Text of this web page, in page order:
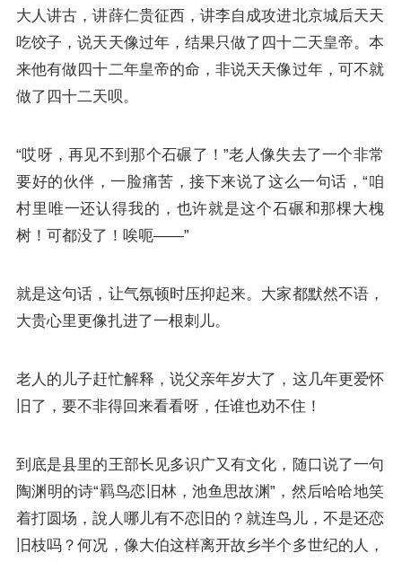
大人讲古，讲薛仁贵征西，讲李自成攻进北京城后天天
吃饺子，说天天像过年，结果只做了四十二天皇帝。本
来他有做四十二年皇帝的命，非说天天像过年，可不就
做了四十二天呗。
“哎呀，再见不到那个石碾了！”老人像失去了一个非常
要好的伙伴，一脸痛苦，接下来说了这么一句话，“咱
村里唯一还认得我的，也许就是这个石碾和那棵大槐
树！可都没了！唉呃——”
就是这句话，让气氛顿时压抑起来。大家都默然不语，
大贵心里更像扎进了一根刺儿。
老人的儿子赶忙解释，说父亲年岁大了，这几年更爱怀
旧了，要不非得回来看看呀，任谁也劝不住！
到底是县里的王部长见多识广又有文化，随口说了一句
陶渊明的诗“羁鸟恋旧林，池鱼思故渊”，然后哈哈地笑
着打圆场，說人哪儿有不恋旧的？就连鸟儿，不是还恋
旧枝吗？何况，像大伯这样离开故乡半个多世纪的人，